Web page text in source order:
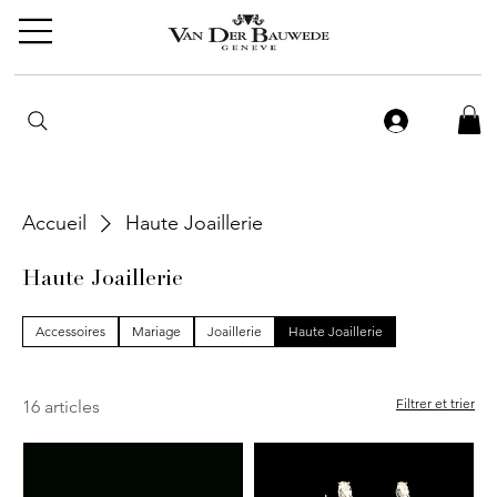
Accueil Haute Joaillerie
Haute Joaillerie
Accessoires Mariage Joaillerie Haute Joaillerie
16 articles Filtrer et trier